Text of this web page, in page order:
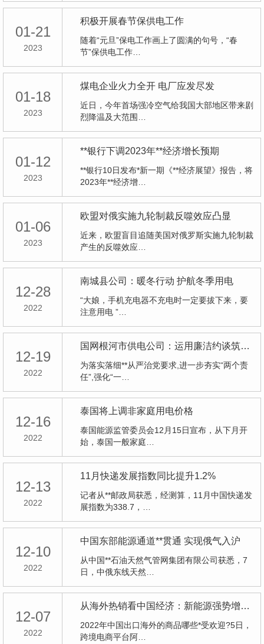
01-21
2023
积极开展春节保供电工作
随着“元旦”保电工作画上了圆满的句号，“春
节”保供电工作…
01-18
2023
煤电企业火力全开 电厂应发尽发
近日，今年首场强冷空气给我国大部地区带来剧
烈降温及大范围…
01-12
2023
**银行下调2023年**经济增长预期
**银行10日发布*新一期《**经济展望》报告，将
2023年**经济增…
01-06
2023
欧盟对俄实施九轮制裁反噬效应凸显
近来，欧盟盲目追随美国对俄罗斯实施九轮制裁
产生的反噬效应…
12-28
2022
南城县公司：暖冬行动 护航冬季用电
“大娘，手机充电器不充电时一定要拔下来，要
注意用电 ”…
12-19
2022
国网根河市供电公司：运用廉洁约谈筑牢廉政思想防线
为落实落细**从严治党要求,进一步夯实“两个责
任”,强化“一…
12-16
2022
泰国将上调非家庭用电价格
泰国能源监管委员会12月15日宣布，从下月开
始，泰国一般家庭…
12-13
2022
11月快递发展指数同比提升1.2%
记者从**邮政局获悉，经测算，11月中国快递发
展指数为338.7，…
12-10
2022
中国东部能源通道**贯通 实现俄气入沪
从中国**石油天然气管网集团有限公司获悉，7
日，中俄东线天然…
12-07
2022
从海外热销看中国经济：新能源强势增长，激光机械破垄断
2022年中国出口海外的商品哪些*受欢迎?5日，
跨境电商平台阿…